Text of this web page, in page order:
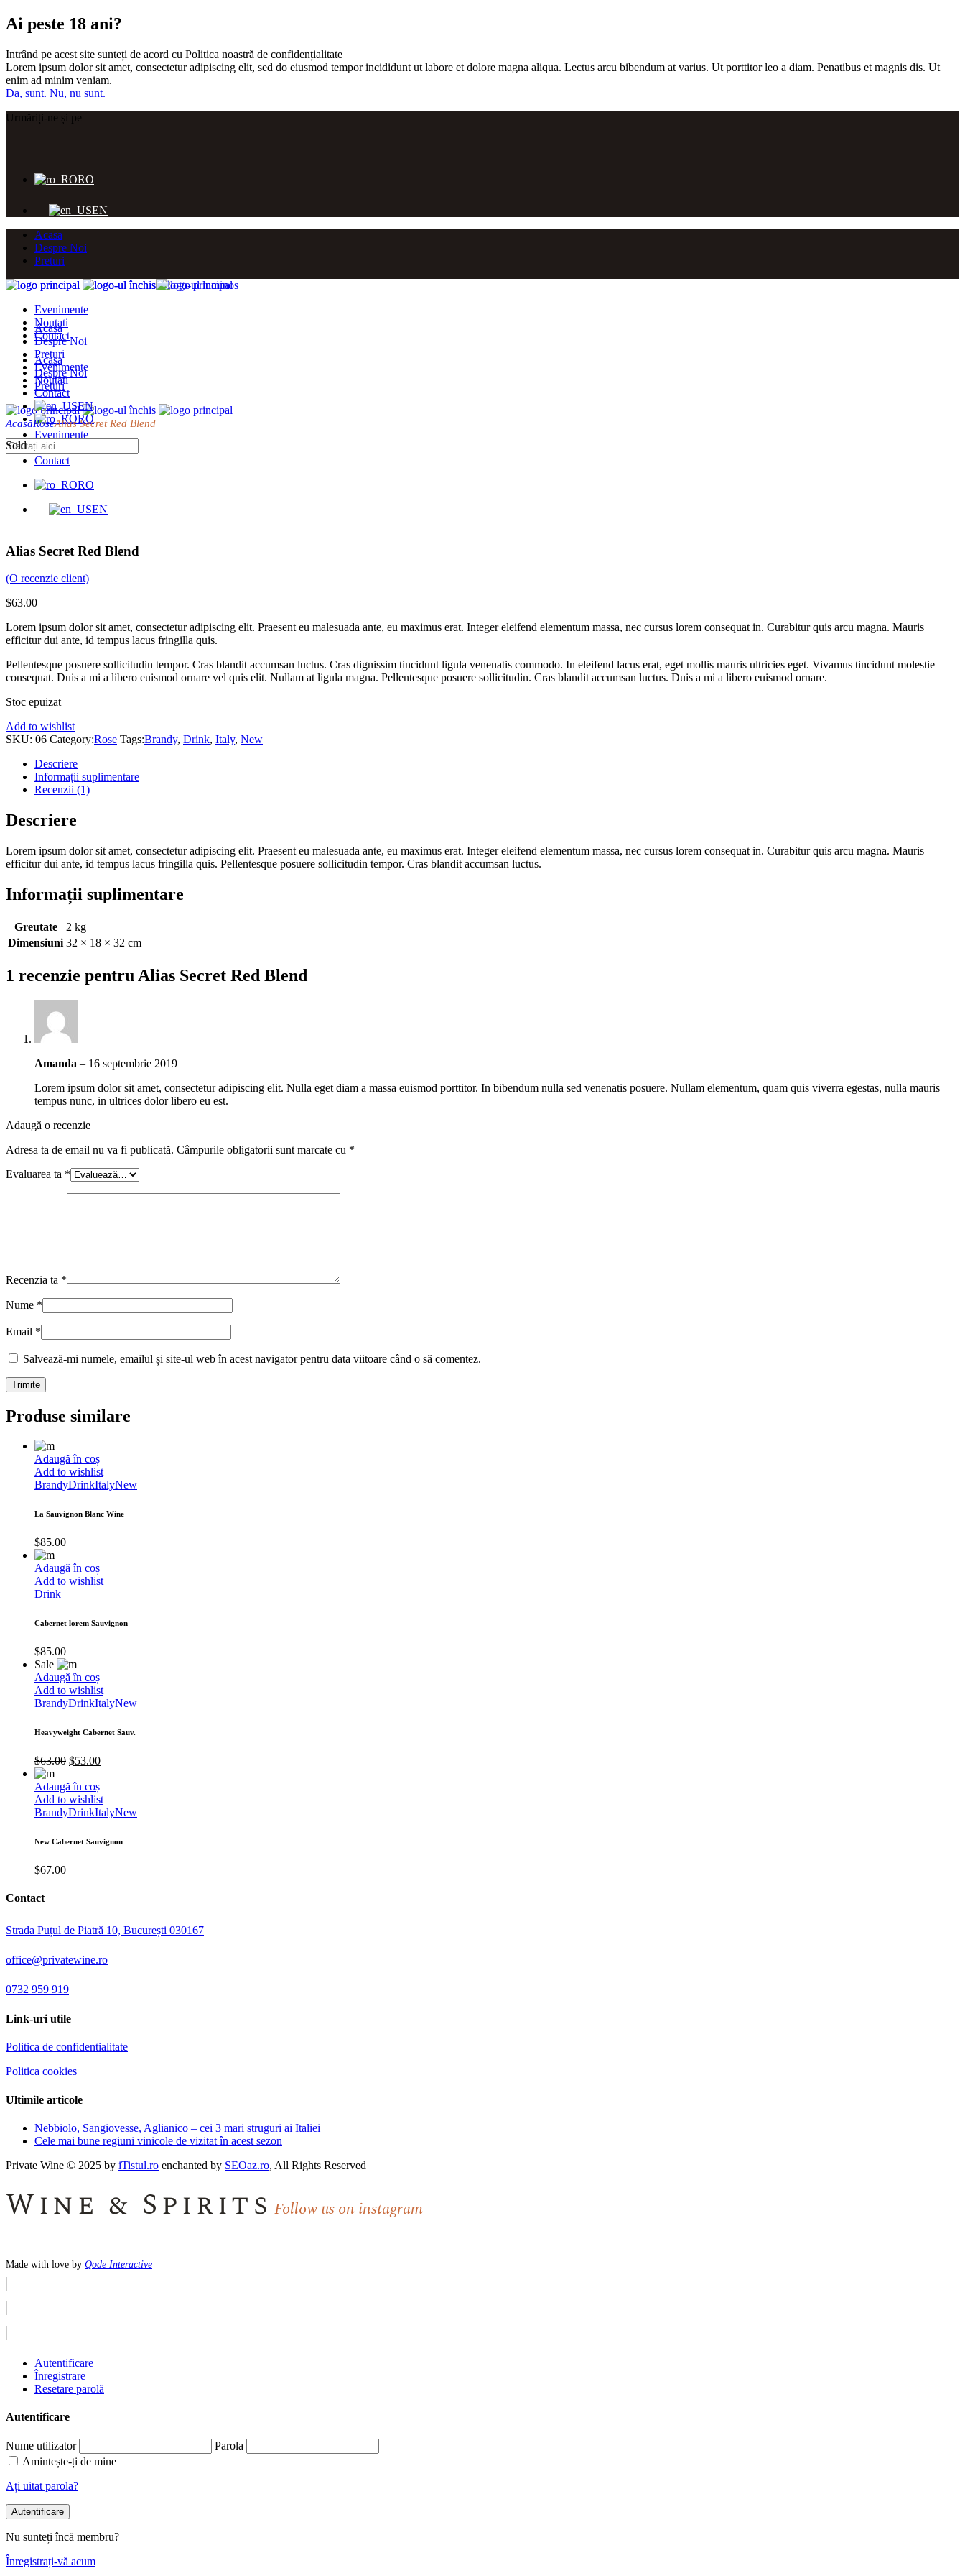
Ai peste 18 ani?
Intrând pe acest site sunteți de acord cu Politica noastră de confidențialitate
Lorem ipsum dolor sit amet, consectetur adipiscing elit, sed do eiusmod tempor incididunt ut labore et dolore magna aliqua. Lectus arcu bibendum at varius. Ut porttitor leo a diam. Penatibus et magnis dis. Ut
enim ad minim veniam.
Da, sunt. Nu, nu sunt.
Urmăriți-ne și pe
RO
EN
Acasa
Despre Noi
Preturi
Evenimente
Noutati
Contact
Acasa
Despre Noi
Preturi
Evenimente
Noutati
Contact
RO
EN
Acasa
Despre Noi
Preturi
Evenimente
Noutati
Contact
EN
RO
AcasăRoseAlias Secret Red Blend
Sold
Alias Secret Red Blend
(O recenzie client)
$63.00
Lorem ipsum dolor sit amet, consectetur adipiscing elit. Praesent eu malesuada ante, eu maximus erat. Integer eleifend elementum massa, nec cursus lorem consequat in. Curabitur quis arcu magna. Mauris
efficitur dui ante, id tempus lacus fringilla quis.
Pellentesque posuere sollicitudin tempor. Cras blandit accumsan luctus. Cras dignissim tincidunt ligula venenatis commodo. In eleifend lacus erat, eget mollis mauris ultricies eget. Vivamus tincidunt molestie
consequat. Duis a mi a libero euismod ornare vel quis elit. Nullam at ligula magna. Pellentesque posuere sollicitudin. Cras blandit accumsan luctus. Duis a mi a libero euismod ornare.
Stoc epuizat
Add to wishlist
SKU: 06 Category:Rose Tags:Brandy, Drink, Italy, New
Descriere
Informații suplimentare
Recenzii (1)
Descriere
Lorem ipsum dolor sit amet, consectetur adipiscing elit. Praesent eu malesuada ante, eu maximus erat. Integer eleifend elementum massa, nec cursus lorem consequat in. Curabitur quis arcu magna. Mauris
efficitur dui ante, id tempus lacus fringilla quis. Pellentesque posuere sollicitudin tempor. Cras blandit accumsan luctus.
Informații suplimentare
Greutate
2 kg
Dimensiuni 32 × 18 × 32 cm
1 recenzie pentru Alias Secret Red Blend
Amanda – 16 septembrie 2019
Lorem ipsum dolor sit amet, consectetur adipiscing elit. Nulla eget diam a massa euismod porttitor. In bibendum nulla sed venenatis posuere. Nullam elementum, quam quis viverra egestas, nulla mauris
tempus nunc, in ultrices dolor libero eu est.
Adaugă o recenzie
Adresa ta de email nu va fi publicată. Câmpurile obligatorii sunt marcate cu *
Evaluarea ta *
Recenzia ta *
Nume *
Email *
Salvează-mi numele, emailul și site-ul web în acest navigator pentru data viitoare când o să comentez.
Produse similare
Adaugă în coș
Add to wishlist
BrandyDrinkItalyNew
La Sauvignon Blanc Wine
$85.00
Adaugă în coș
Add to wishlist
Drink
Cabernet lorem Sauvignon
$85.00
Sale
Adaugă în coș
Add to wishlist
BrandyDrinkItalyNew
Heavyweight Cabernet Sauv.
$63.00 $53.00
Adaugă în coș
Add to wishlist
BrandyDrinkItalyNew
New Cabernet Sauvignon
$67.00
Contact
Strada Puțul de Piatră 10, București 030167
office@privatewine.ro
0732 959 919
Link-uri utile
Politica de confidentialitate
Politica cookies
Ultimile articole
Nebbiolo, Sangiovesse, Aglianico – cei 3 mari struguri ai Italiei
Cele mai bune regiuni vinicole de vizitat în acest sezon
Private Wine © 2025 by iTistul.ro enchanted by SEOaz.ro, All Rights Reserved
Wine & Spirits Follow us on instagram
Made with love by Qode Interactive
Autentificare
Înregistrare
Resetare parolă
Autentificare
Nume utilizator
Parola
Amintește-ți de mine
Ați uitat parola?
Autentificare
Nu sunteți încă membru?
Înregistrați-vă acum